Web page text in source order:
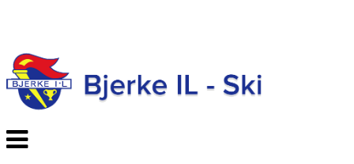
Veksle
navigasjon